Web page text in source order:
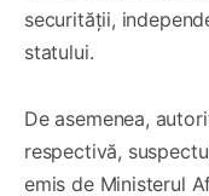
securității,
statului.
De asemenea,
respectivă,
emis de Ministerul